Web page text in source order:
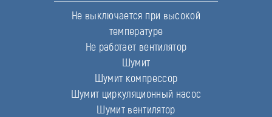
Не выключается при высокой
температуре
Не работает вентилятор
Шумит
Шумит компрессор
Шумит циркуляционный насос
Шумит вентилятор